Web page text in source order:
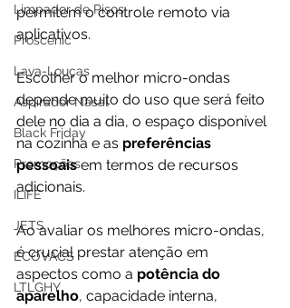
Limpador de Pisos
Proscenic
Lava-Louças
Aspirador Nasal
Black Friday
Promoções
ILIFE
JETS
ECOVACS
LTLGHY
permitem o controle remoto via
aplicativos.
Escolher o melhor micro-ondas
depende muito do uso que será feito
dele no dia a dia, o espaço disponível
na cozinha e as preferências
pessoais em termos de recursos
adicionais.
Ao avaliar os melhores micro-ondas,
é crucial prestar atenção em
aspectos como a potência do
aparelho, capacidade interna,